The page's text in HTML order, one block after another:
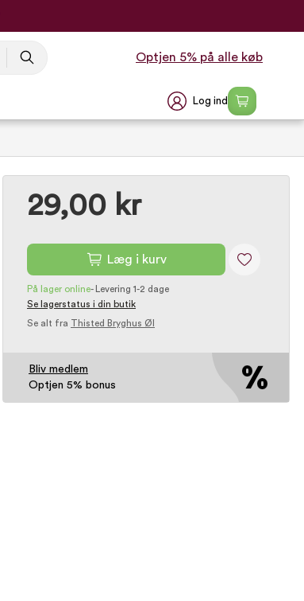
Optjen 5% på alle køb
Log ind
29,00 kr
Læg i kurv
På lager online-
Levering 1-2 dage
Se lagerstatus i din butik
Se alt fra Thisted Bryghus Øl
Bliv medlem
Optjen 5% bonus